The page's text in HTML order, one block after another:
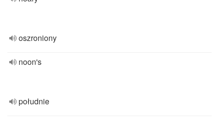
oszroniony
noon's
południe